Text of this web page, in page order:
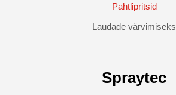
Pahtlipritsid
Laudade värvimiseks
Spraytec